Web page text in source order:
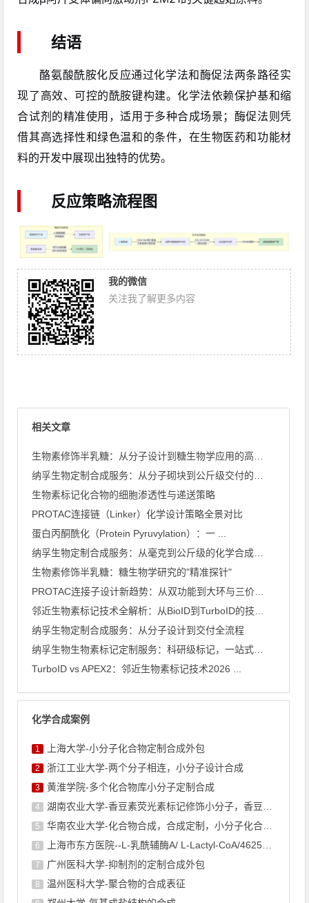
结语
酪氨酸酰胺化反应通过化学法和酶促法两条路径实
现了高效、可控的酰胺键构建。化学法依赖保护基和缩
合试剂的精准使用，适用于多种合成场景；酶促法则凭
借其高选择性和绿色温和的条件，在生物医药和功能材
料的开发中展现出独特的优势。
反应策略流程图
我的微信
关注我了解更多内容
相关文章
生物素修饰半乳糖：从分子设计到糖生物学应用的高效工具
纳孚生物定制合成服务：从分子砌块到公斤级交付的全链条能力
生物素标记化合物的细胞渗透性与递送策略
PROTAC连接链（Linker）化学设计策略全景对比
蛋白丙酮酰化（Protein Pyruvylation）：一 ...
纳孚生物定制合成服务：从毫克到公斤级的化学合成能力全景
生物素修饰半乳糖：糖生物学研究的"精准探针"
PROTAC连接子设计新趋势：从双功能到大环与三价架构
邻近生物素标记技术全解析：从BioID到TurboID的技术 ...
纳孚生物定制合成服务：从分子设计到交付全流程
纳孚生物生物素标记定制服务：科研级标记，一站式交付
TurboID vs APEX2：邻近生物素标记技术2026 ...
化学合成案例
1 上海大学-小分子化合物定制合成外包
2 浙江工业大学-两个分子相连，小分子设计合成
3 黄淮学院-多个化合物库小分子定制合成
4 湖南农业大学-香豆素荧光素标记修饰小分子，香豆素衍生物的合成
5 华南农业大学-化合物合成，合成定制，小分子化合物的订购
6 上海市东方医院--L-乳酰辅酶A/ L-Lactyl-CoA/4625-32-5/1926 ...
7 广州医科大学-抑制剂的定制合成外包
8 温州医科大学-聚合物的合成表征